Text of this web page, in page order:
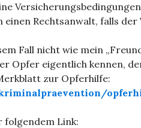
einen Rechtsanwalt, falls
Fall nicht wie mein
Opfer eigentlich kennen,
zur Opferhilfe:
folgendem Link: